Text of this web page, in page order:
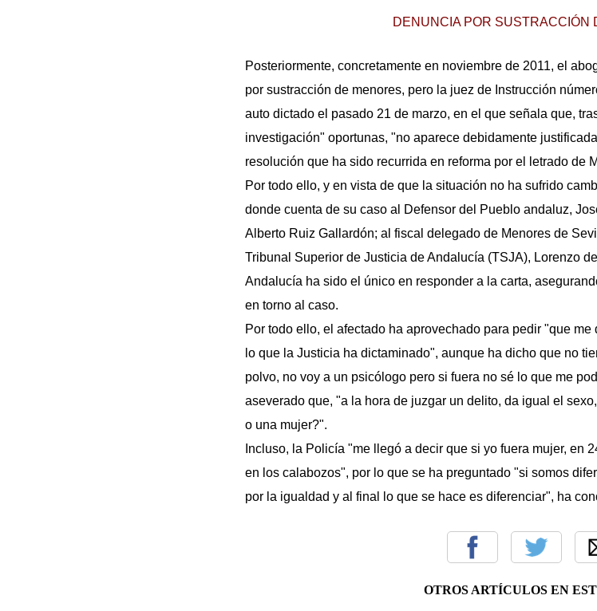
DENUNCIA POR SUSTRACCIÓN
Posteriormente, concretamente en noviembre de 2011, el
por sustracción de menores, pero la juez de Instrucción
auto dictado el pasado 21 de marzo, en el que señala que,
investigación" oportunas, "no aparece debidamente
resolución que ha sido recurrida en reforma por el letrado de
Por todo ello, y en vista de que la situación no ha sufrido
donde cuenta de su caso al Defensor del Pueblo andaluz,
Alberto Ruiz Gallardón; al fiscal delegado de Menores de
Tribunal Superior de Justicia de Andalucía (TSJA), Lorenzo
Andalucía ha sido el único en responder a la carta,
en torno al caso.
Por todo ello, el afectado ha aprovechado para pedir "que
lo que la Justicia ha dictaminado", aunque ha dicho que no
polvo, no voy a un psicólogo pero si fuera no sé lo que me
aseverado que, "a la hora de juzgar un delito, da igual el
o una mujer?".
Incluso, la Policía "me llegó a decir que si yo fuera mujer, en
en los calabozos", por lo que se ha preguntado "si somos
por la igualdad y al final lo que se hace es diferenciar", ha
OTROS ARTÍCULOS EN